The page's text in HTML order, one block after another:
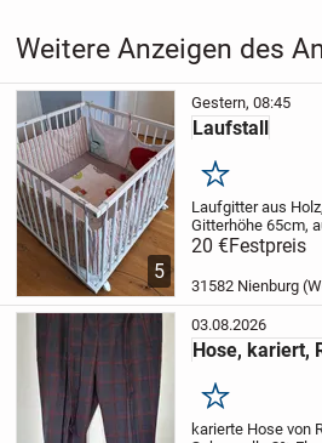
Weitere Anzeigen des
5
Gestern, 08:45
Laufstall
Merken
Laufgitter aus Holz,
Gitterhöhe 65cm,
transportfähig
20 €Festpreis
31582 Nienburg
03.08.2026
Hose, kariert,
Merken
karierte Hose von